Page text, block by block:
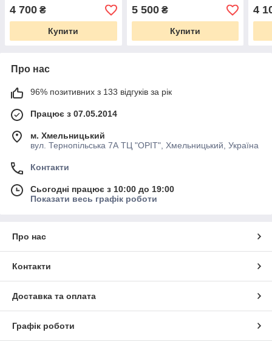
4 700 ₴
Купити
5 500₴
Купити
4
Про нас
96% позитивних з 133 відгуків за рік
Працює з 07.05.2014
м. Хмельницький
вул. Тернопільська 7А ТЦ "ОРІТ", Хмельницький, Україна
Контакти
Сьогодні працює з 10:00 до 19:00
Показати весь графік роботи
Про нас
Контакти
Доставка та оплата
Графік роботи